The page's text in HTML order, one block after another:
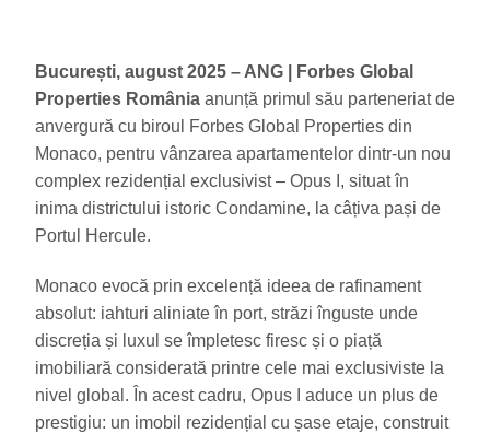
București, august 2025 – ANG | Forbes Global
Properties România anunță primul său parteneriat de
anvergură cu biroul Forbes Global Properties din
Monaco, pentru vânzarea apartamentelor dintr-un nou
complex rezidențial exclusivist – Opus I, situat în
inima districtului istoric Condamine, la câțiva pași de
Portul Hercule.
Monaco evocă prin excelență ideea de rafinament
absolut: iahturi aliniate în port, străzi înguste unde
discreția și luxul se împletesc firesc și o piață
imobiliară considerată printre cele mai exclusiviste la
nivel global. În acest cadru, Opus I aduce un plus de
prestigiu: un imobil rezidențial cu șase etaje, construit